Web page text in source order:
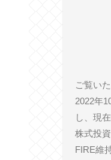
ご覧い
2022年
し、現
株式投
FIRE維